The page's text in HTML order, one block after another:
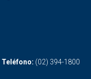
Teléfono: (02) 394-1800